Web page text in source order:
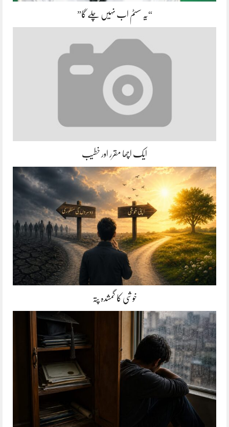
“یہ سسٹم اب نہیں چلے گا”
ایک اچھا مقرر اور خطیب
خوشی کا گمشدہ پتہ